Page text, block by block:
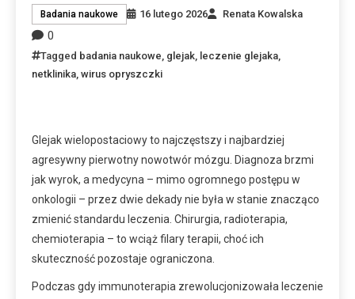
Badania naukowe 16 lutego 2026 Renata Kowalska
0
Tagged badania naukowe, glejak, leczenie glejaka,
netklinika, wirus opryszczki
Glejak wielopostaciowy to najczęstszy i najbardziej
agresywny pierwotny nowotwór mózgu. Diagnoza brzmi
jak wyrok, a medycyna – mimo ogromnego postępu w
onkologii – przez dwie dekady nie była w stanie znacząco
zmienić standardu leczenia. Chirurgia, radioterapia,
chemioterapia – to wciąż filary terapii, choć ich
skuteczność pozostaje ograniczona.
Podczas gdy immunoterapia zrewolucjonizowała leczenie